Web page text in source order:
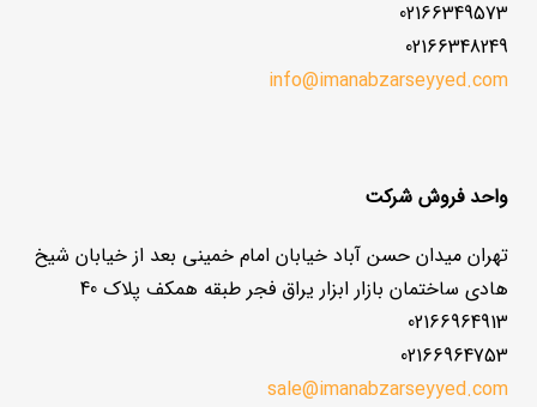
02166349573
02166348249
info@imanabzarseyyed.com
واحد فروش شرکت
تهران میدان حسن آباد خیابان امام خمینی بعد از خیابان شیخ
هادی ساختمان بازار ابزار یراق فجر طبقه همکف پلاک 40
02166964913
02166964753
sale@imanabzarseyyed.com